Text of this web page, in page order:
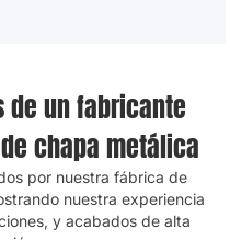
de un fabricante
chapa metálica
por nuestra fábrica de
nuestra experiencia